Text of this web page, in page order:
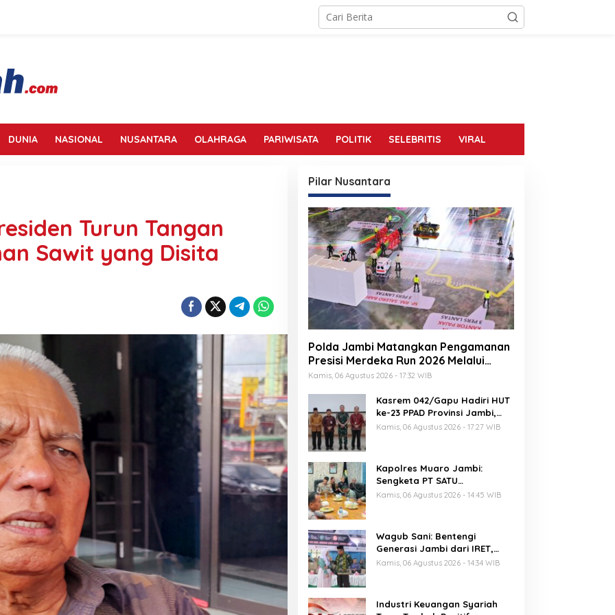
DUNIA NASIONAL NUSANTARA OLAHRAGA PARIWISATA POLITIK SELEBRITIS VIRAL
Turun Tangan
Sawit yang Disita
Pilar Nusantara
Polda Jambi Matangkan Pengamanan
Presisi Merdeka Run 2026 Melalui
Tactical Floor Game
Kamis, 06 Agustus 2026 - 17:32 WIB
Kasrem 042/Gapu Hadiri HUT
ke-23 PPAD Provinsi Jambi,
Perkuat Sinergi Dukung
Kamis, 06 Agustus 2026 - 17:27 WIB
Kapolres Muaro Jambi:
Sengketa PT SATU
Diselesaikan Lewat Dialog,
Kamis, 06 Agustus 2026 - 14:45 WIB
Wagub Sani: Bentengi
Generasi Jambi dari IRET,
TCC, dan Perundungan
Kamis, 06 Agustus 2026 - 14:34 WIB
Industri Keuangan Syariah